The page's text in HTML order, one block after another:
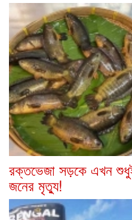
রক্তভেজা সড়কে এখন
জনের মৃত্যু!